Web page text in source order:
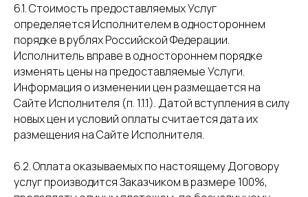
6.1. Стоимость предоставляемых Услуг
определяется Исполнителем в одностороннем
порядке в рублях Российской Федерации.
Исполнитель вправе в одностороннем порядке
изменять цены на предоставляемые Услуги.
Информация о изменении цен размещается на
Сайте Исполнителя (п. 1.1.1). Датой вступления в силу
новых цен и условий оплаты считается дата их
размещения на Сайте Исполнителя.
6.2. Оплата оказываемых по настоящему Договору
услуг производится Заказчиком в размере 100%,